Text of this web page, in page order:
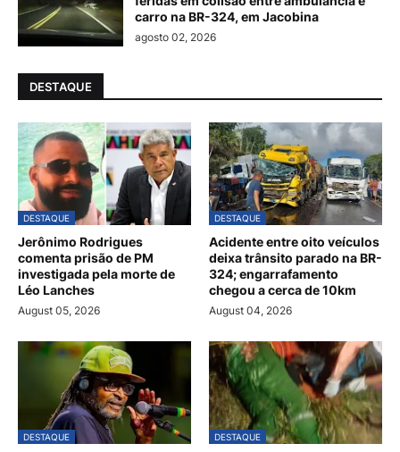
carro na BR-324, em Jacobina
agosto 02, 2026
DESTAQUE
DESTAQUE
Jerônimo Rodrigues
comenta prisão de PM
investigada pela morte de
Léo Lanches
August 05, 2026
DESTAQUE
Acidente entre oito veículos
deixa trânsito parado na BR-
324; engarrafamento
chegou a cerca de 10km
August 04, 2026
DESTAQUE DESTAQUE